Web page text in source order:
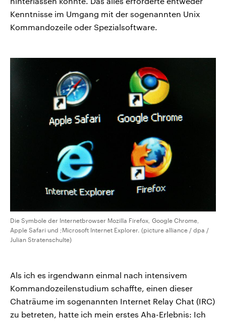
Kenntnisse im Umgang mit der sogenannten Unix
Kommandozeile oder Spezialsoftware.
Die Symbole der Internetbrowser Mozilla Firefox, Google Chrome,
Apple Safari und ;Microsoft Internet Explorer. (picture alliance / dpa /
Julian Stratenschulte)
Als ich es irgendwann einmal nach intensivem
Kommandozeilenstudium schaffte, einen dieser
Chaträume im sogenannten Internet Relay Chat (IRC)
zu betreten, hatte ich mein erstes Aha-Erlebnis: Ich